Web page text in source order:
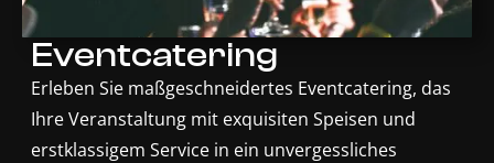
Eventcatering
Erleben Sie maßgeschneidertes Eventcatering, das
Ihre Veranstaltung mit exquisiten Speisen und
erstklassigem Service in ein unvergessliches